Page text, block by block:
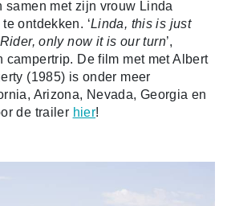
samen met zijn vrouw Linda
ontdekken. ‘Linda, this is just
only now it is our turn’,
campertrip. De film met met Albert
(1985) is onder meer
Arizona, Nevada, Georgia en
de trailer hier!